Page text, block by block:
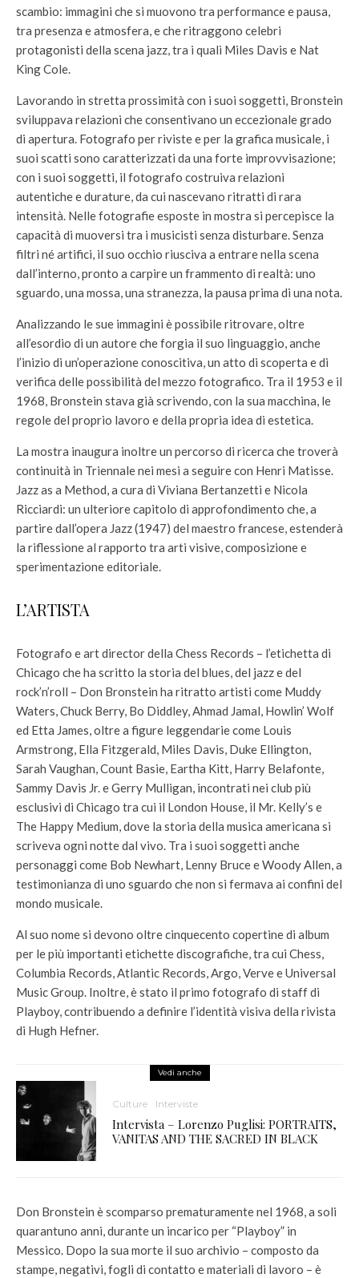
scambio: immagini che si muovono tra performance e pausa,
tra presenza e atmosfera, e che ritraggono celebri
protagonisti della scena jazz, tra i quali Miles Davis e Nat
King Cole.
Lavorando in stretta prossimità con i suoi soggetti, Bronstein
sviluppava relazioni che consentivano un eccezionale grado
di apertura. Fotografo per riviste e per la grafica musicale, i
suoi scatti sono caratterizzati da una forte improvvisazione;
con i suoi soggetti, il fotografo costruiva relazioni
autentiche e durature, da cui nascevano ritratti di rara
intensità. Nelle fotografie esposte in mostra si percepisce la
capacità di muoversi tra i musicisti senza disturbare. Senza
filtri né artifici, il suo occhio riusciva a entrare nella scena
dall’interno, pronto a carpire un frammento di realtà: uno
sguardo, una mossa, una stranezza, la pausa prima di una nota.
Analizzando le sue immagini è possibile ritrovare, oltre
all’esordio di un autore che forgia il suo linguaggio, anche
l’inizio di un’operazione conoscitiva, un atto di scoperta e di
verifica delle possibilità del mezzo fotografico. Tra il 1953 e il
1968, Bronstein stava già scrivendo, con la sua macchina, le
regole del proprio lavoro e della propria idea di estetica.
La mostra inaugura inoltre un percorso di ricerca che troverà
continuità in Triennale nei mesi a seguire con Henri Matisse.
Jazz as a Method, a cura di Viviana Bertanzetti e Nicola
Ricciardi: un ulteriore capitolo di approfondimento che, a
partire dall’opera Jazz (1947) del maestro francese, estenderà
la riflessione al rapporto tra arti visive, composizione e
sperimentazione editoriale.
L’ARTISTA
Fotografo e art director della Chess Records – l’etichetta di
Chicago che ha scritto la storia del blues, del jazz e del
rock’n’roll – Don Bronstein ha ritratto artisti come Muddy
Waters, Chuck Berry, Bo Diddley, Ahmad Jamal, Howlin’ Wolf
ed Etta James, oltre a figure leggendarie come Louis
Armstrong, Ella Fitzgerald, Miles Davis, Duke Ellington,
Sarah Vaughan, Count Basie, Eartha Kitt, Harry Belafonte,
Sammy Davis Jr. e Gerry Mulligan, incontrati nei club più
esclusivi di Chicago tra cui il London House, il Mr. Kelly’s e
The Happy Medium, dove la storia della musica americana si
scriveva ogni notte dal vivo. Tra i suoi soggetti anche
personaggi come Bob Newhart, Lenny Bruce e Woody Allen, a
testimonianza di uno sguardo che non si fermava ai confini del
mondo musicale.
Al suo nome si devono oltre cinquecento copertine di album
per le più importanti etichette discografiche, tra cui Chess,
Columbia Records, Atlantic Records, Argo, Verve e Universal
Music Group. Inoltre, è stato il primo fotografo di staff di
Playboy, contribuendo a definire l’identità visiva della rivista
di Hugh Hefner.
Vedi anche
Culture Interviste
Intervista – Lorenzo Puglisi: PORTRAITS,
VANITAS AND THE SACRED IN BLACK
Don Bronstein è scomparso prematuramente nel 1968, a soli
quarantuno anni, durante un incarico per “Playboy” in
Messico. Dopo la sua morte il suo archivio – composto da
stampe, negativi, fogli di contatto e materiali di lavoro – è